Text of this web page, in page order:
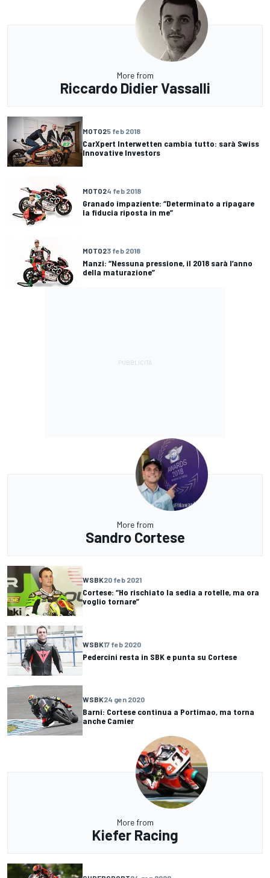
More from
Riccardo Didier Vassalli
MOTO25 feb 2018
CarXpert Interwetten cambia tutto: sarà Swiss
Innovative Investors
MOTO24 feb 2018
Granado impaziente: “Determinato a ripagare
la fiducia riposta in me”
MOTO23 feb 2018
Manzi: “Nessuna pressione, il 2018 sarà l’anno
della maturazione”
More from
Sandro Cortese
WSBK20 feb 2021
Cortese: “Ho rischiato la sedia a rotelle, ma ora
voglio tornare”
WSBK17 feb 2020
Pedercini resta in SBK e punta su Cortese
WSBK24 gen 2020
Barni: Cortese continua a Portimao, ma torna
anche Camier
More from
Kiefer Racing